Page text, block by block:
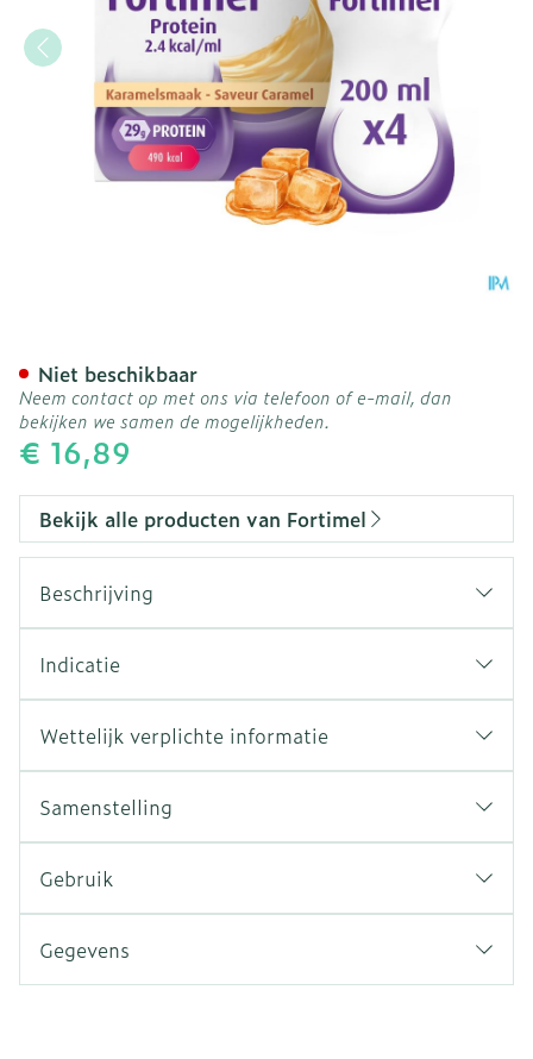
€ 16,89
Niet beschikbaar
Neem contact op met ons via telefoon of e-mail, dan
bekijken we samen de mogelijkheden.
Bekijk alle producten van Fortimel
Beschrijving
Indicatie
Wettelijk verplichte informatie
Samenstelling
Gebruik
Gegevens